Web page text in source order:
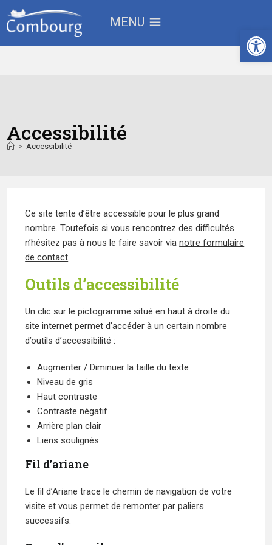
MENU
Accessibilité
> Accessibilité
Ce site tente d’être accessible pour le plus grand
nombre. Toutefois si vous rencontrez des difficultés
n’hésitez pas à nous le faire savoir vianotre formulaire
de contact.
Outils d’accessibilité
Un clic sur le pictogramme situé en haut à droite du
site internet permet d’accéder à un certain nombre
d’outils d’accessibilité :
Augmenter / Diminuer la taille du texte
Niveau de gris
Haut contraste
Contraste négatif
Arrière plan clair
Liens soulignés
Fil d’ariane
Le fil d’Ariane trace le chemin de navigation de votre
visite et vous permet de remonter par paliers
successifs.